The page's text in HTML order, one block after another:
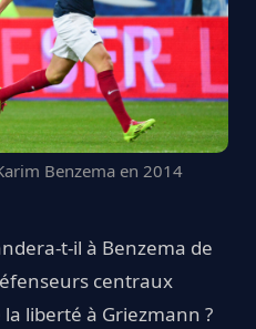
Benzema en 2014
t-il à Benzema de
centraux
liberté à Griezmann ?